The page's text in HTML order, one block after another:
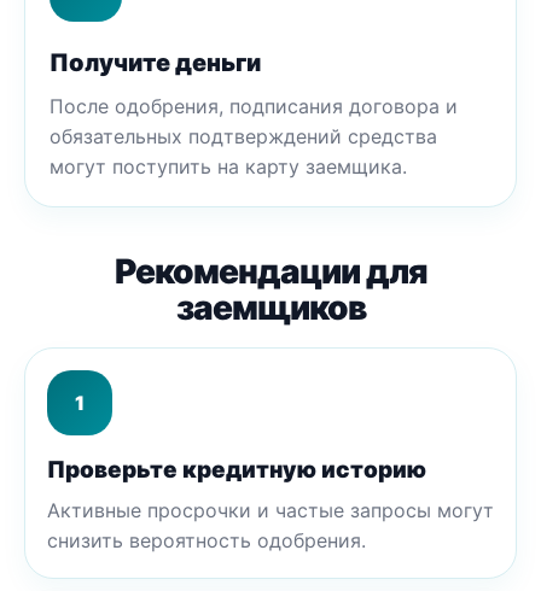
Получите деньги
После одобрения, подписания договора и
обязательных подтверждений средства
могут поступить на карту заемщика.
Рекомендации для
заемщиков
1
Проверьте кредитную историю
Активные просрочки и частые запросы могут
снизить вероятность одобрения.